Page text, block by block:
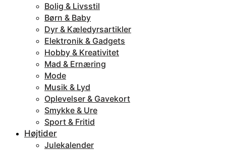
Bolig & Livsstil
Børn & Baby
Dyr & Kæledyrsartikler
Elektronik & Gadgets
Hobby & Kreativitet
Mad & Ernæring
Mode
Musik & Lyd
Oplevelser & Gavekort
Smykke & Ure
Sport & Fritid
Højtider
Julekalender